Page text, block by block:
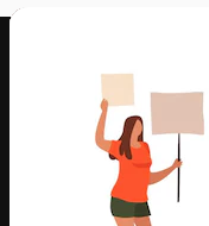
de vídeos
A plataforma
seu melhor
assinantes